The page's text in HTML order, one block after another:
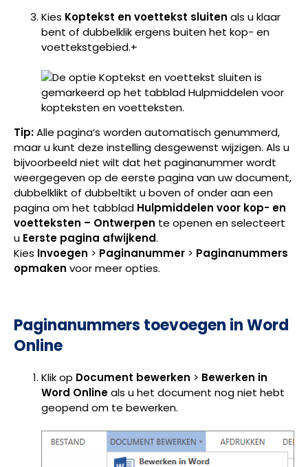
Kies Koptekst en voettekst sluiten als u klaar
bent of dubbelklik ergens buiten het kop- en
voettekstgebied.+
Tip:Alle pagina’s worden automatisch genummerd,
maar u kunt deze instelling desgewenst wijzigen. Als u
bijvoorbeeld niet wilt dat het paginanummer wordt
weergegeven op de eerste pagina van uw document,
dubbelklikt of dubbeltikt u boven of onder aan een
pagina om het tabblad Hulpmiddelen voor kop- en
voetteksten – Ontwerpen te openen en selecteert
u Eerste pagina afwijkend.
Kies Invoegen > Paginanummer > Paginanummers
opmaken voor meer opties.
Paginanummers toevoegen in Word
Online
Klik op Document bewerken > Bewerken in
Word Onlineals u het document nog niet hebt
geopend om te bewerken.